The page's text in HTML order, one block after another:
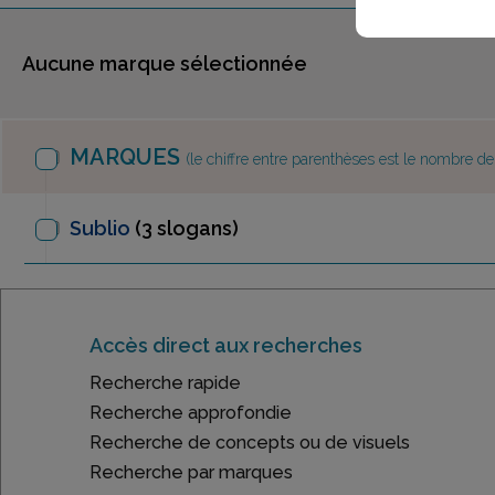
Aucune marque sélectionnée
MARQUES (le chiffre entre parenthèses est le nombre
Sublio (3 slogans)
Accès direct aux recherches
Recherche rapide
Recherche approfondie
Recherche de concepts ou de visuels
Recherche par marques